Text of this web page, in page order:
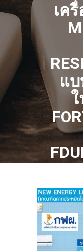
เค
แ
แอ